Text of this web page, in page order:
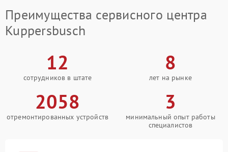
Преимущества сервисного центра
Kuppersbusch
12
сотрудников в штате
8
лет на рынке
2058
отремонтированных устройств
3
минимальный опыт работы
специалистов